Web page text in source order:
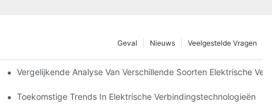
Veelgestelde Vragen
Nieuws
Geval
Vergelijkende Analyse Van Verschillende Soorten Elektrische
Toekomstige Trends In Elektrische Verbindingstechnologieën